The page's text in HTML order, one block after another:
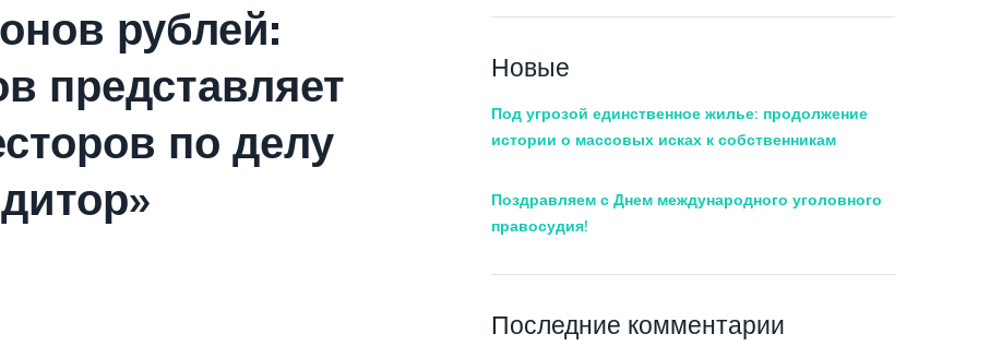
рублей:
представляет
по делу
Новые
Под угрозой единственное жилье: продолжение
истории о массовых исках к собственникам
Поздравляем с Днем международного уголовного
правосудия!
Последние комментарии